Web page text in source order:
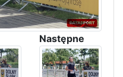
Następne